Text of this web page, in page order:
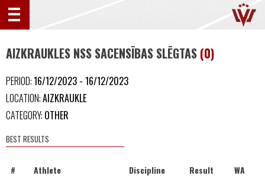
AIZKRAUKLES NSS SACENSĪBAS SLĒGTAS (0)
PERIOD:16/12/2023 - 16/12/2023
LOCATION:AIZKRAUKLE
CATEGORY: OTHER
BEST RESULTS
# Athlete Discipline Result WA